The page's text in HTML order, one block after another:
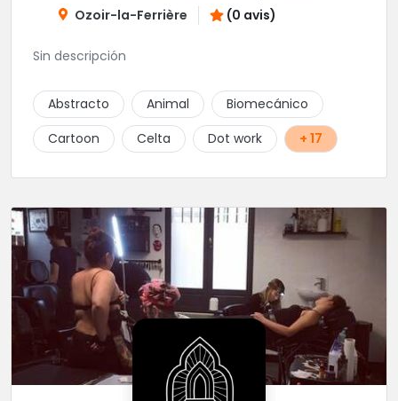
Ozoir-la-Ferrière (0 avis)
Sin descripción
Abstracto Animal
Biomecánico
Cartoon
Celta Dot work + 17